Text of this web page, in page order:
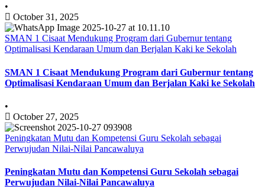
•
October 31, 2025
SMAN 1 Cisaat Mendukung Program dari Gubernur tentang
Optimalisasi Kendaraan Umum dan Berjalan Kaki ke Sekolah
SMAN 1 Cisaat Mendukung Program dari Gubernur tentang
Optimalisasi Kendaraan Umum dan Berjalan Kaki ke Sekolah
•
October 27, 2025
Peningkatan Mutu dan Kompetensi Guru Sekolah sebagai
Perwujudan Nilai-Nilai Pancawaluya
Peningkatan Mutu dan Kompetensi Guru Sekolah sebagai
Perwujudan Nilai-Nilai Pancawaluya